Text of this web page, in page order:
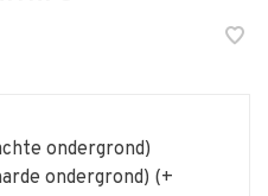
ondergrond)
ondergrond) (+